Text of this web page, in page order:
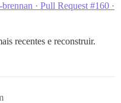
· Pull Request #160 ·
recentes e reconstruir.